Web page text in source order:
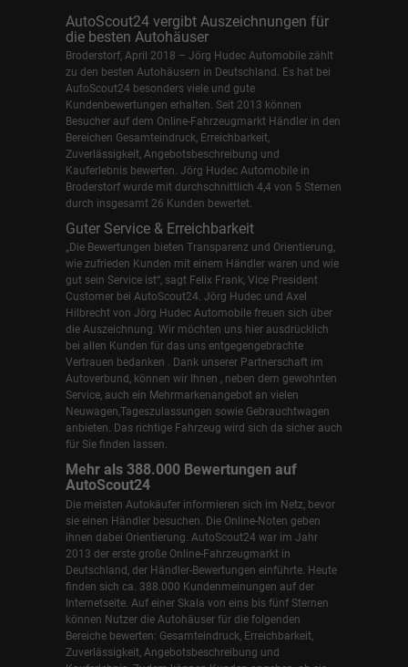
AutoScout24 vergibt Auszeichnungen für
die besten Autohäuser
Broderstorf, April 2018 – Jörg Hudec Automobile zählt
zu den besten Autohäusern in Deutschland. Es hat bei
AutoScout24 besonders viele und gute
Kundenbewertungen erhalten. Seit 2013 können
Besucher auf dem Online-Fahrzeugmarkt Händler in den
Bereichen Gesamteindruck, Erreichbarkeit,
Zuverlässigkeit, Angebotsbeschreibung und
Kauferlebnis bewerten. Jörg Hudec Automobile in
Broderstorf wurde mit durchschnittlich 4,4 von 5 Sternen
durch insgesamt 26 Kunden bewertet.
Guter Service & Erreichbarkeit
„Die Bewertungen bieten Transparenz und Orientierung,
wie zufrieden Kunden mit einem Händler waren und wie
gut sein Service ist“, sagt Felix Frank, Vice President
Customer bei AutoScout24. Jörg Hudec und Axel
Hilbrecht von Jörg Hudec Automobile freuen sich über
die Auszeichnung. Wir möchten uns hier ausdrücklich
bei allen Kunden für das uns entgegengebrachte
Vertrauen bedanken . Dank unserer Partnerschaft im
Autoverbund, können wir Ihnen , neben dem gewohnten
Service, auch ein Mehrmarkenangebot an vielen
Neuwagen,Tageszulassungen sowie Gebrauchtwagen
anbieten. Das richtige Fahrzeug wird sich da sicher auch
für Sie finden lassen.
Mehr als 388.000 Bewertungen auf
AutoScout24
Die meisten Autokäufer informieren sich im Netz, bevor
sie einen Händler besuchen. Die Online-Noten geben
ihnen dabei Orientierung. AutoScout24 war im Jahr
2013 der erste große Online-Fahrzeugmarkt in
Deutschland, der Händler-Bewertungen einführte. Heute
finden sich ca. 388.000 Kundenmeinungen auf der
Internetseite. Auf einer Skala von eins bis fünf Sternen
können Nutzer die Autohäuser für die folgenden
Bereiche bewerten: Gesamteindruck, Erreichbarkeit,
Zuverlässigkeit, Angebotsbeschreibung und